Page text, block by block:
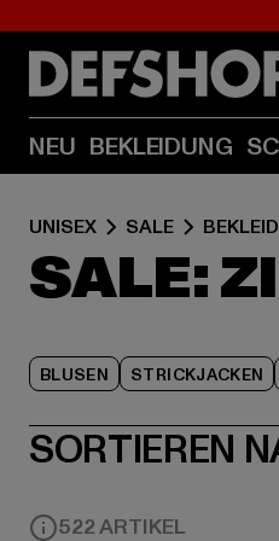
NEU BEKLEIDUNG
UNISEX SALE
SALE:
BLUSEN STRICKJACKEN
SORTIEREN
522 ARTIKEL